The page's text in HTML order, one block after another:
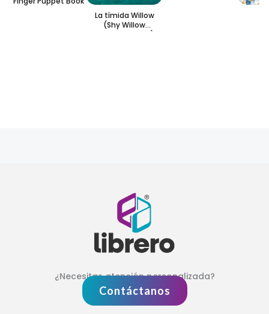
La tímida Willow
(Shy Willow
Spanish Edition)
¿Necesitas atención personalizada?
Contáctanos